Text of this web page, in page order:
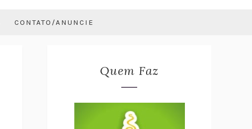
CONTATO/ANUNCIE
Quem Faz